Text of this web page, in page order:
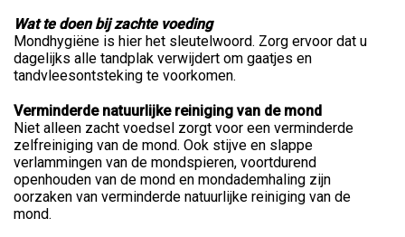
Wat te doen bij zachte voeding
Mondhygiëne is hier het sleutelwoord. Zorg ervoor dat u
dagelijks alle tandplak verwijdert om gaatjes en
tandvleesontsteking te voorkomen.
Verminderde natuurlijke reiniging van de mond
Niet alleen zacht voedsel zorgt voor een verminderde
zelfreiniging van de mond. Ook stijve en slappe
verlammingen van de mondspieren, voortdurend
openhouden van de mond en mondademhaling zijn
oorzaken van verminderde natuurlijke reiniging van de
mond.